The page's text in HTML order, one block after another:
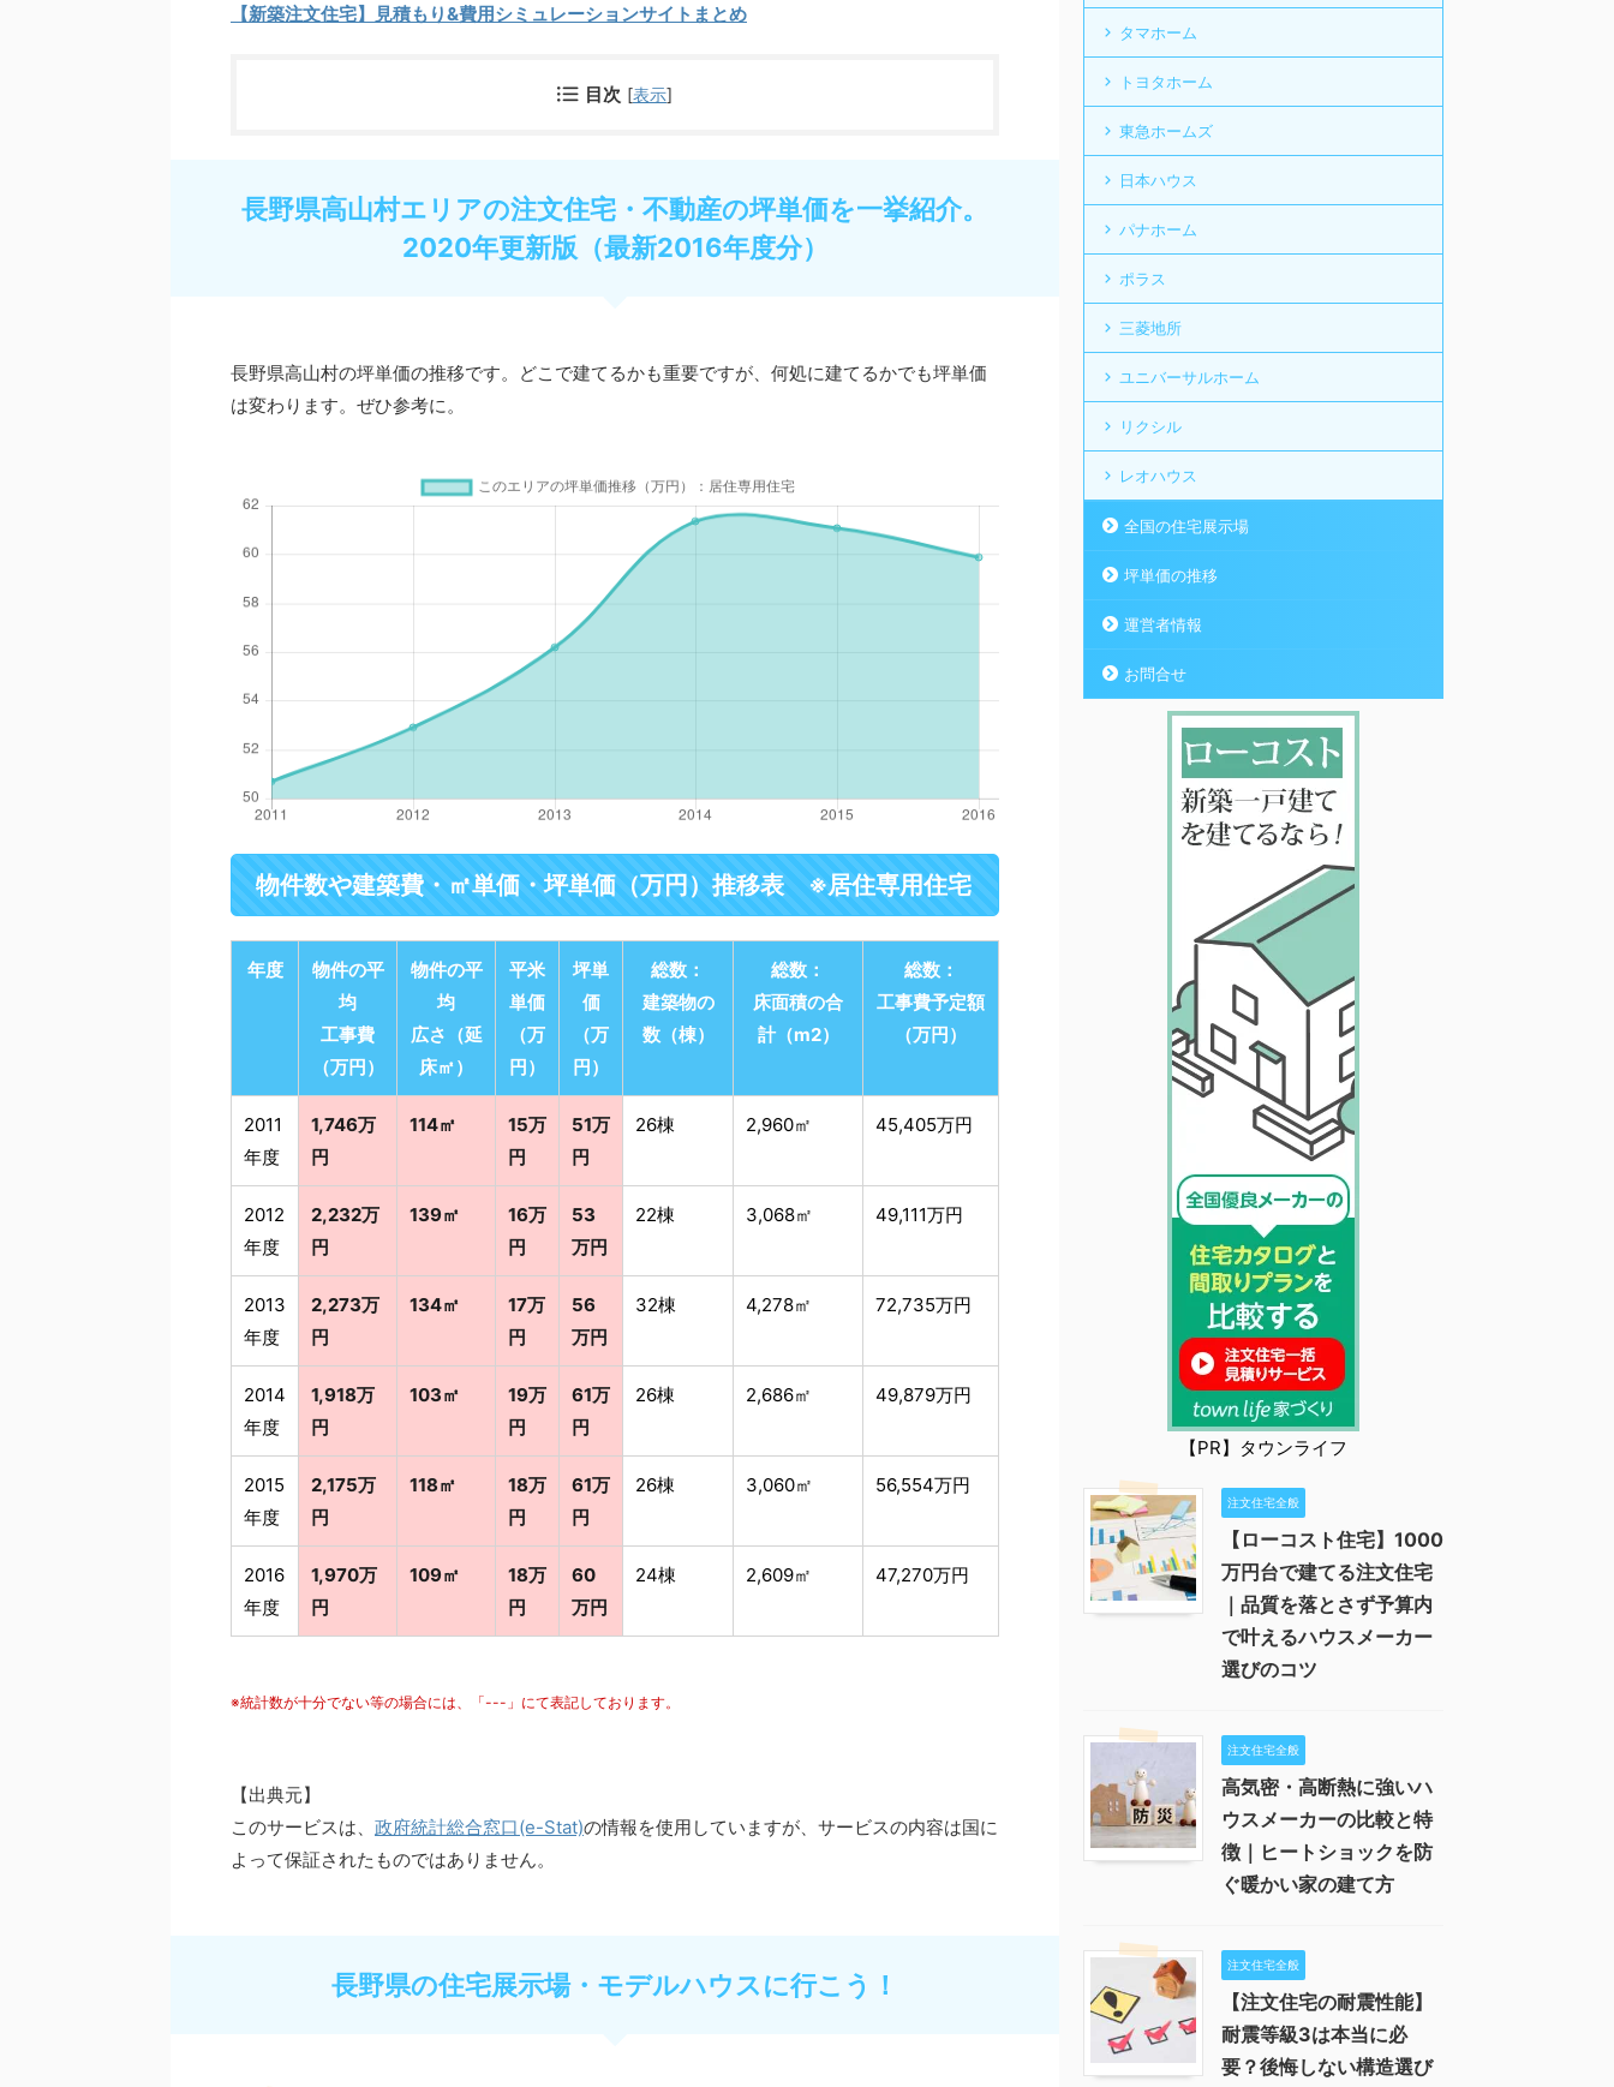
【新築注文住宅】見積もり&費用シミュレーションサイトまとめ
目次 [表示]
長野県高山村エリアの注文住宅・不動産の坪単価を一挙紹介。
2020年更新版（最新2016年度分）
長野県高山村の坪単価の推移です。どこで建てるかも重要ですが、何処に建てるかでも坪単価
は変わります。ぜひ参考に。
物件数や建築費・㎡単価・坪単価（万円）推移表 ※居住専用住宅
年度
物件の平
均
工事費
（万円）
物件の平
均
広さ（延
床㎡）
平米
単価
（万
円）
坪単
価
（万
円）
総数：
建築物の
数（棟）
総数：
床面積の合
計（m2）
総数：
工事費予定額
（万円）
2011
年度
1,746万
円
114㎡
15万
円
51万
円
26棟 2,960㎡ 45,405万円
2012
年度
2,232万
円
139㎡
16万
円
53
万円
22棟 3,068㎡ 49,111万円
2013
年度
2,273万
円
134㎡
17万
円
56
万円
32棟 4,278㎡ 72,735万円
2014
年度
1,918万
円
103㎡
19万
円
61万
円
26棟 2,686㎡ 49,879万円
2015
年度
2,175万
円
118㎡
18万
円
61万
円
26棟 3,060㎡ 56,554万円
2016
年度
1,970万
円
109㎡
18万
円
60
万円
24棟 2,609㎡ 47,270万円
※統計数が十分でない等の場合には、「---」にて表記しております。
【出典元】
このサービスは、 政府統計総合窓口(e-Stat)の情報を使用していますが、サービスの内容は国に
よって保証されたものではありません。
長野県の住宅展示場・モデルハウスに行こう！
タマホーム
トヨタホーム
東急ホームズ
日本ハウス
パナホーム
ポラス
三菱地所
ユニバーサルホーム
リクシル
レオハウス
全国の住宅展示場
坪単価の推移
運営者情報
お問合せ
【PR】タウンライフ
注文住宅全般
【ローコスト住宅】1000
万円台で建てる注文住宅
｜品質を落とさず予算内
で叶えるハウスメーカー
選びのコツ
注文住宅全般
高気密・高断熱に強いハ
ウスメーカーの比較と特
徴｜ヒートショックを防
ぐ暖かい家の建て方
注文住宅全般
【注文住宅の耐震性能】
耐震等級3は本当に必
要？後悔しない構造選び